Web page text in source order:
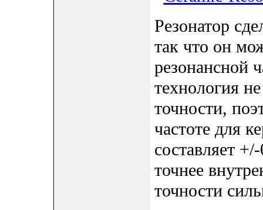
Резонатор
так что он
резонансной
технология
точности,
частоте для
составляет
точнее
точности